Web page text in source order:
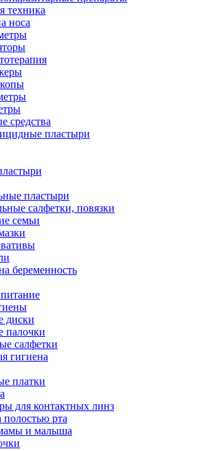
техника
носа
средства
пластыри
пластыри
салфетки, повязки
семьи
беременность
диски
палочки
салфетки
гигиена
платки
для контактных линз
полостью рта
и малыша